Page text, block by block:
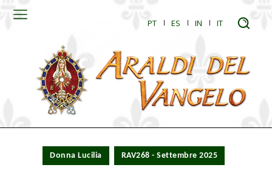
PT ES IN IT
Donna Lucilia RAV268 - Settembre 2025